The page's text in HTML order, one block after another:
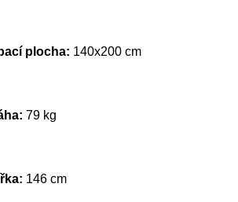
plocha: 140x200 cm
79 kg
146 cm